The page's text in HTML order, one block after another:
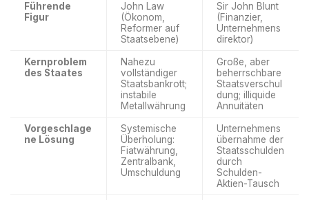
Führende
Figur
John Law
(Ökonom,
Reformer auf
Staatsebene)
Sir John Blunt
(Finanzier,
Unternehmens
direktor)
Kernproblem
des Staates
Nahezu
vollständiger
Staatsbankrott;
instabile
Metallwährung
Große, aber
beherrschbare
Staatsverschul
dung; illiquide
Annuitäten
Vorgeschlage
ne Lösung
Systemische
Überholung:
Fiatwährung,
Zentralbank,
Umschuldung
Unternehmens
übernahme der
Staatsschulden
durch
Schulden-
Aktien-Tausch